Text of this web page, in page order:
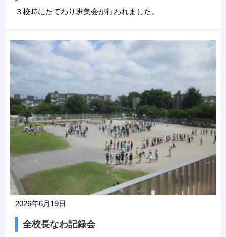
３校時にたてわり班集会が行われました。
2026年6月19日
全校長なわ記録会